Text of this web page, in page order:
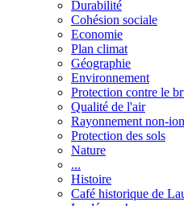
Durabilité
Cohésion sociale
Economie
Plan climat
Géographie
Environnement
Protection contre le
Qualité de l'air
Rayonnement non-
Protection des sols
Nature
...
Histoire
Café historique de